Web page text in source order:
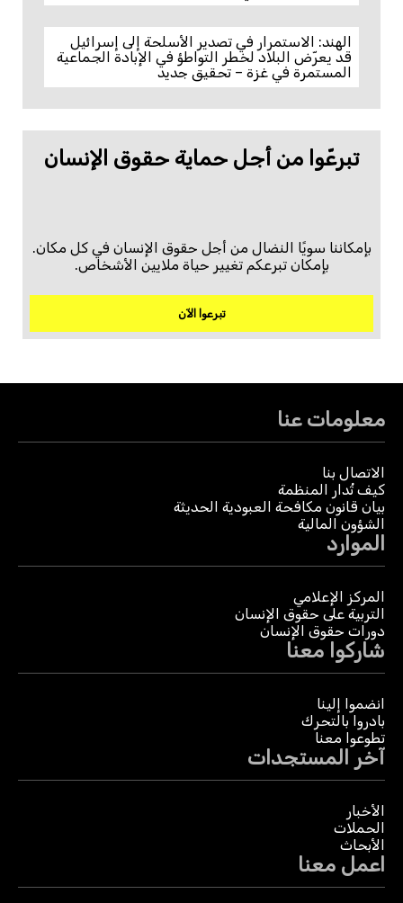
الهند: الاستمرار في تصدير الأسلحة إلى إسرائيل
قد يعرّض البلاد لخطر التواطؤ في الإبادة الجماعية
المستمرة في غزة – تحقيق جديد
تبرعّوا من أجل حماية حقوق الإنسان
بإمكاننا سويًا النضال من أجل حقوق الإنسان في كل مكان.
بإمكان تبرعكم تغيير حياة ملايين الأشخاص.
تبرعوا الآن
معلومات عنا
الاتصال بنا
كيف تُدار المنظمة
بيان قانون مكافحة العبودية الحديثة
الشؤون المالية
الموارد
المركز الإعلامي
التربية على حقوق الإنسان
دورات حقوق الإنسان
شاركوا معنا
انضموا إلينا
بادروا بالتحرك
تطوعوا معنا
آخر المستجدات
الأخبار
الحملات
الأبحاث
اعمل معنا